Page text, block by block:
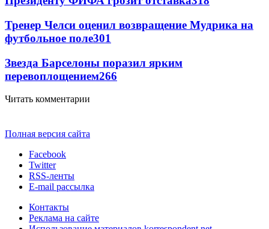
Тренер Челси оценил возвращение Мудрика на
футбольное поле301
Звезда Барселоны поразил ярким
перевоплощением266
Читать комментарии
Полная версия сайта
Facebook
Twitter
RSS-ленты
E-mail рассылка
Контакты
Реклама на сайте